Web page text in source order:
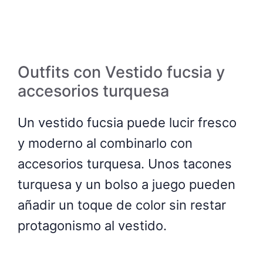
Outfits con Vestido fucsia y
accesorios turquesa
Un vestido fucsia puede lucir fresco
y moderno al combinarlo con
accesorios turquesa. Unos tacones
turquesa y un bolso a juego pueden
añadir un toque de color sin restar
protagonismo al vestido.